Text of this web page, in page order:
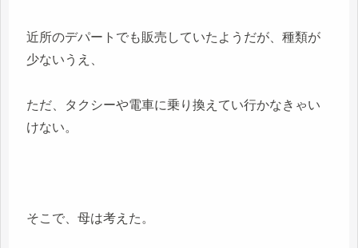
近所のデパートでも販売していたようだが、種類が
少ないうえ、
ただ、タクシーや電車に乗り換えてい行かなきゃい
けない。
そこで、母は考えた。